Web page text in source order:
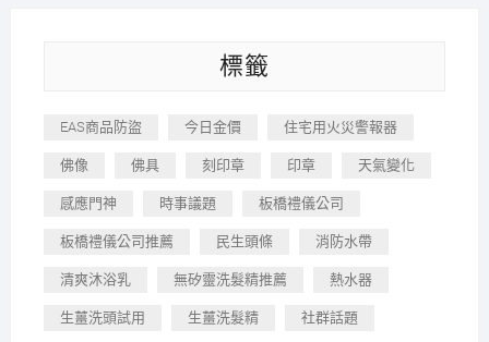
標籤
EAS商品防盜 今日金價 住宅用火災警報器
佛像 佛具 刻印章 印章 天氣變化
感應門神 時事議題 板橋禮儀公司
板橋禮儀公司推薦 民生頭條 消防水帶
清爽沐浴乳 無矽靈洗髮精推薦 熱水器
生薑洗頭試用 生薑洗髮精 社群話題